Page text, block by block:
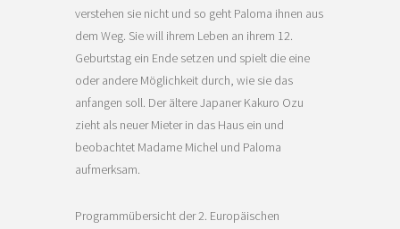
verstehen sie nicht und so geht Paloma ihnen aus
dem Weg. Sie will ihrem Leben an ihrem 12.
Geburtstag ein Ende setzen und spielt die eine
oder andere Möglichkeit durch, wie sie das
anfangen soll. Der ältere Japaner Kakuro Ozu
zieht als neuer Mieter in das Haus ein und
beobachtet Madame Michel und Paloma
aufmerksam.
Programmübersicht der 2. Europäischen